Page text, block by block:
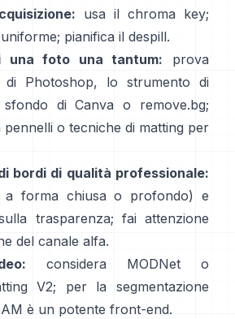
usa il chroma key;
pianifica il despill.
foto una tantum: prova
di Photoshop, lo strumento di
di Canva o remove.bg;
o tecniche di matting per
bordi di qualità professionale:
a forma chiusa o profondo) e
trasparenza; fai attenzione
del canale alfa.
considera MODNet o
V2; per la segmentazione
è un potente front-end.